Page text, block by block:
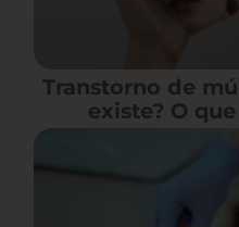
Transtorno de
existe? O